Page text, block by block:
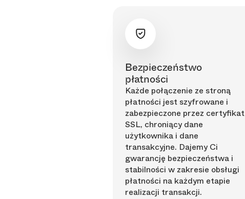
Bezpieczeństwo
płatności
Każde połączenie ze stroną
płatności jest szyfrowane i
zabezpieczone przez certyfikat
SSL, chroniący dane
użytkownika i dane
transakcyjne. Dajemy Ci
gwarancję bezpieczeństwa i
stabilności w zakresie obsługi
płatności na każdym etapie
realizacji transakcji.